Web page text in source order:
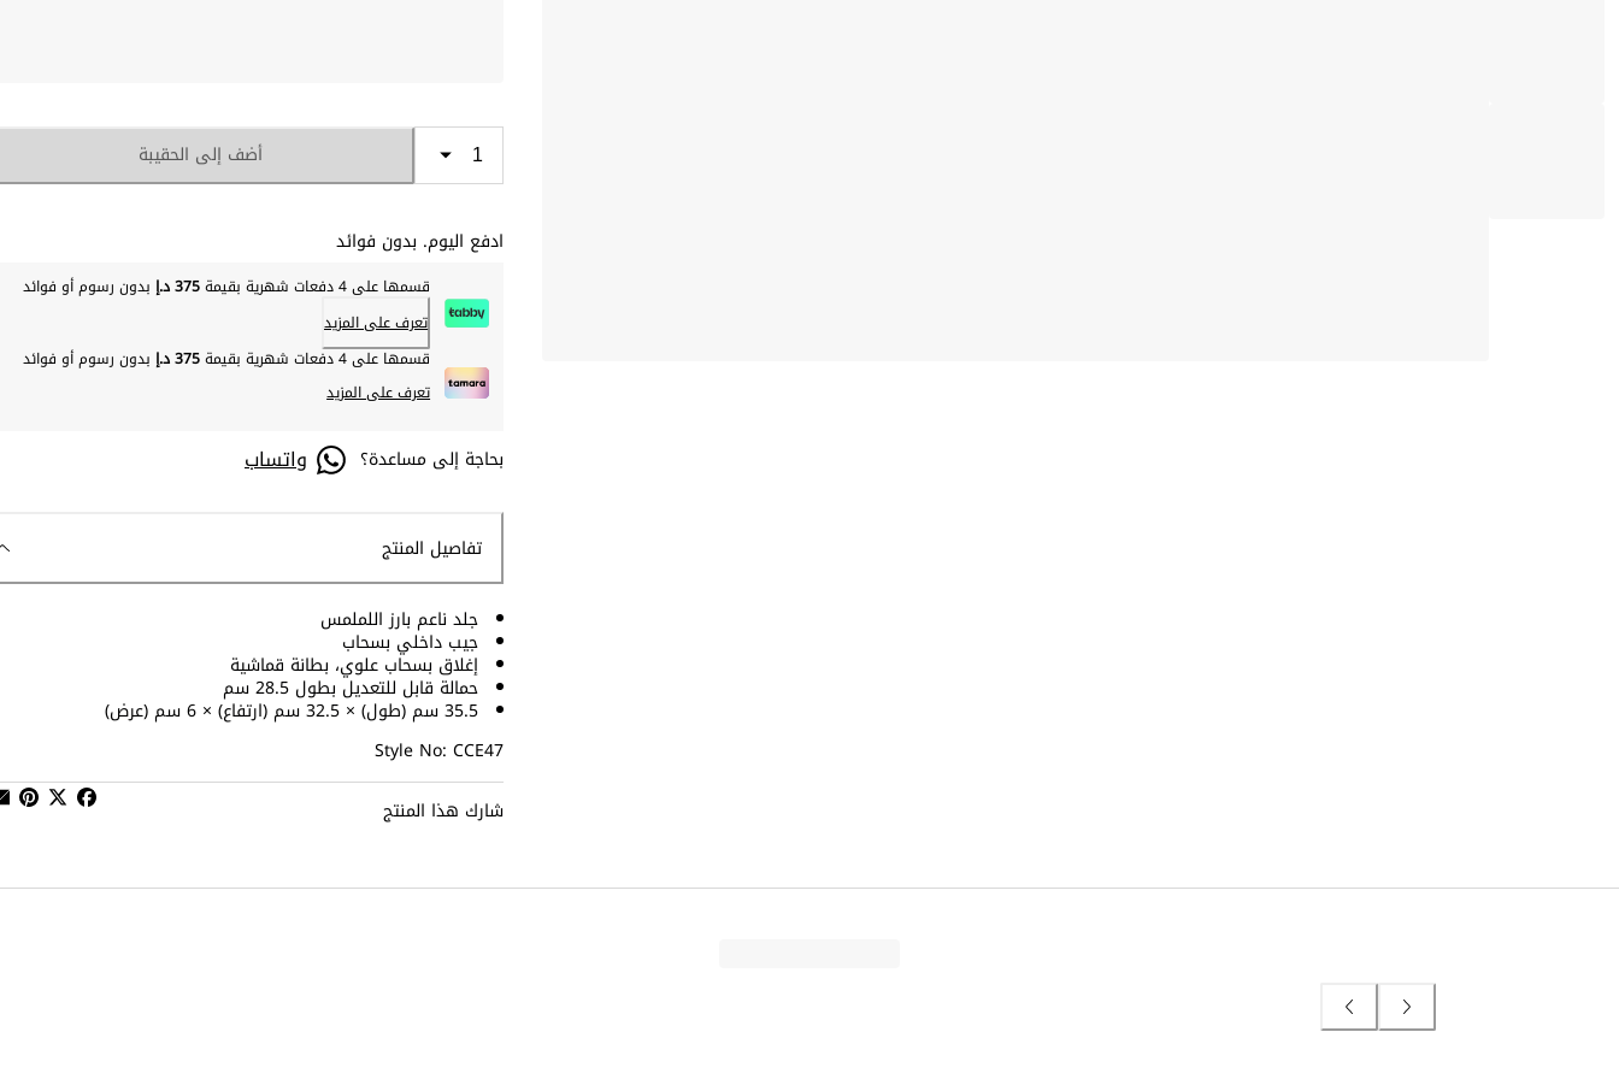
أضف إلى الحقيبة
ادفع اليوم. بدون فوائد
قسمها على 4 دفعات شهرية بقيمة 375 د.إ
بدون رسوم أو فوائد
تعرف على المزيد
قسمها على 4 دفعات شهرية بقيمة
375 د.إ
بدون رسوم أو فوائد
تعرف على المزيد
بحاجة إلى مساعدة؟ واتساب
تفاصيل المنتج
جلد ناعم بارز اللملمس
جيب داخلي بسحاب
إغلاق بسحاب علوي، بطانة قماشية
حمالة قابل للتعديل بطول 28.5 سم
35.5 سم (طول) × 32.5 سم (ارتفاع) × 6 سم (عرض)
Style No: CCE47
شارك هذا المنتج